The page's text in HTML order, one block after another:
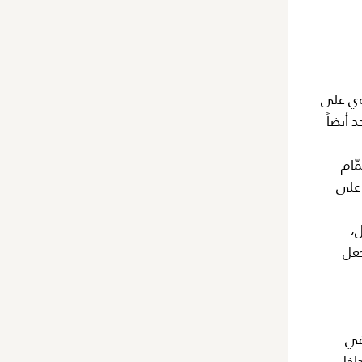
على
أيضاً
على